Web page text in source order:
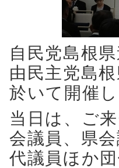
自民党島根
由民主党島
於いて開催
当日は、ご
会議員、県
代議員ほか